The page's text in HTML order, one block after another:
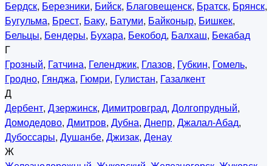
Бердск, Березники, Бийск, Благовещенск, Братск, Брянск,
Бугульма, Брест, Баку, Батуми, Байконыр, Бишкек,
Бельцы, Бендеры, Бухара, Бекобод, Балхаш, Бекабад
Г
Грозный, Гатчина, Геленджик, Глазов, Губкин, Гомель,
Гродно, Гянджа, Гюмри, Гулистан, Газалкент
Д
Дербент, Дзержинск, Димитровград, Долгопрудный,
Домодедово, Дмитров, Дубна, Днепр, Джалал-Абад,
Дубоссары, Душанбе, Джизак, Денау
Ж